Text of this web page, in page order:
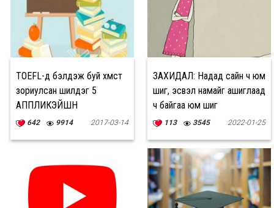
TOEFL-д бэлдэж буй хүмүүст
зориулсан шилдэг 5
АППЛИКЭЙШН
642 9914 2017-03-14
ЗАХИДАЛ: Надад сайн ч юм
шиг, эсвэл намайг ашиглаад
ч байгаа юм шиг
113 3545 2022-01-25